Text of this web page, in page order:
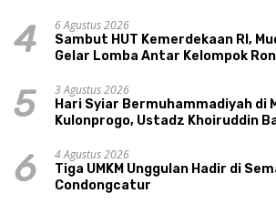
4
6 Agustus 2026
Sambut HUT Kemerdekaan RI,
Gelar Lomba Antar Kelompok
5
3 Agustus 2026
Hari Syiar Bermuhammadiyah di
Kulonprogo, Ustadz Khoiruddin
6
4 Agustus 2026
Tiga UMKM Unggulan Hadir di
Condongcatur